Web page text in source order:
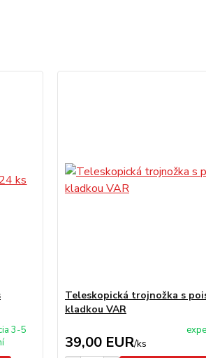
3-5
Teleskopická trojnožka s
kladkou VAR
39,00 EUR/ks